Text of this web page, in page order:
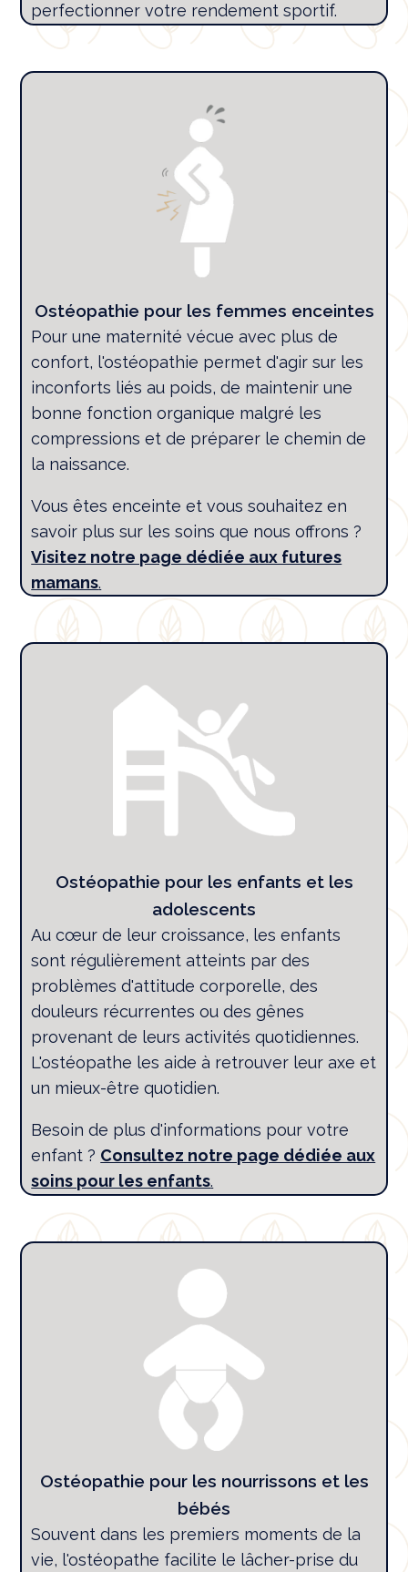
perfectionner votre rendement sportif.
Ostéopathie pour les femmes enceintes
Pour une maternité vécue avec plus de
confort, l'ostéopathie permet d'agir sur les
inconforts liés au poids, de maintenir une
bonne fonction organique malgré les
compressions et de préparer le chemin de
la naissance.
Vous êtes enceinte et vous souhaitez en
savoir plus sur les soins que nous offrons ?
Visitez notre page dédiée aux futures
mamans.
Ostéopathie pour les enfants et les
adolescents
Au cœur de leur croissance, les enfants
sont régulièrement atteints par des
problèmes d'attitude corporelle, des
douleurs récurrentes ou des gênes
provenant de leurs activités quotidiennes.
L'ostéopathe les aide à retrouver leur axe et
un mieux-être quotidien.
Besoin de plus d'informations pour votre
enfant ? Consultez notre page dédiée aux
soins pour les enfants.
Ostéopathie pour les nourrissons et les
bébés
Souvent dans les premiers moments de la
vie, l'ostéopathe facilite le lâcher-prise du